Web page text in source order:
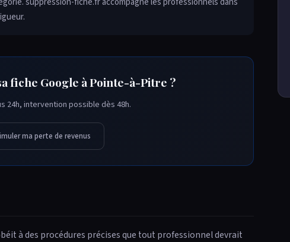
fiche Google à Pointe-à-Pitre ?
24h, intervention possible dès 48h.
ma perte de revenus
à des procédures précises que tout professionnel devrait